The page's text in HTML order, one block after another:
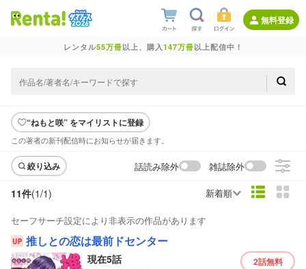
無料登録
レンタル55万冊以上、購入147万冊以上配信中！
“ねもと咲” をマイリストに登録
この著者の新刊配信時にお知らせが届きます。
絞り込み 話読み除外 雑誌除外
11件(1/1) 新着順
セーフサーチ設定により非表示の作品があります
推しとの恋は最前ドセンター
現在5話 2話無料